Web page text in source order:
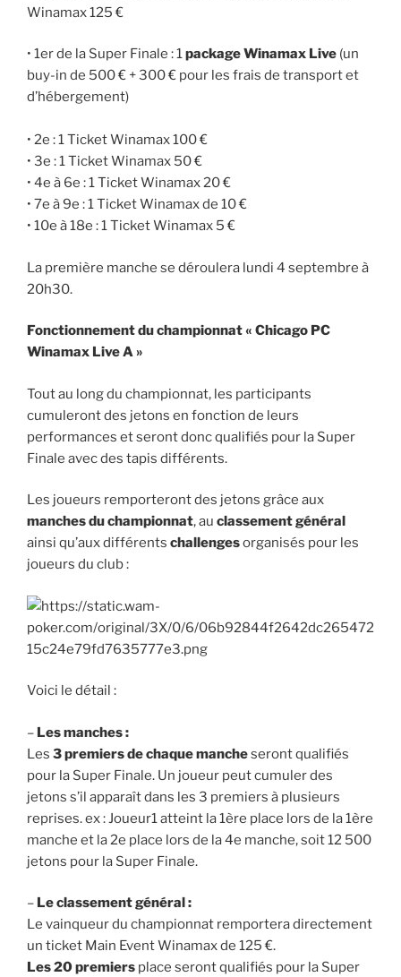
Winamax 125 €
• 1er de la Super Finale : 1package Winamax Live (un
buy-in de 500 € + 300 € pour les frais de transport et
d’hébergement)
• 2e : 1 Ticket Winamax 100 €
• 3e : 1 Ticket Winamax 50 €
• 4e à 6e : 1 Ticket Winamax 20 €
• 7e à 9e : 1 Ticket Winamax de 10 €
• 10e à 18e : 1 Ticket Winamax 5 €
La première manche se déroulera lundi 4 septembre à
20h30.
Fonctionnement du championnat « Chicago PC
Winamax Live A »
Tout au long du championnat, les participants
cumuleront des jetons en fonction de leurs
performances et seront donc qualifiés pour la Super
Finale avec des tapis différents.
Les joueurs remporteront des jetons grâce aux
manches du championnat, au classement général
ainsi qu’aux différents challengesorganisés pour les
joueurs du club :
Voici le détail :
– Les manches :
Les 3 premiers de chaque mancheseront qualifiés
pour la Super Finale. Un joueur peut cumuler des
jetons s’il apparaît dans les 3 premiers à plusieurs
reprises. ex : Joueur1 atteint la 1ère place lors de la 1ère
manche et la 2e place lors de la 4e manche, soit 12 500
jetons pour la Super Finale.
– Le classement général :
Le vainqueur du championnat remportera directement
un ticket Main Event Winamax de 125 €.
Les 20 premiers place seront qualifiés pour la Super